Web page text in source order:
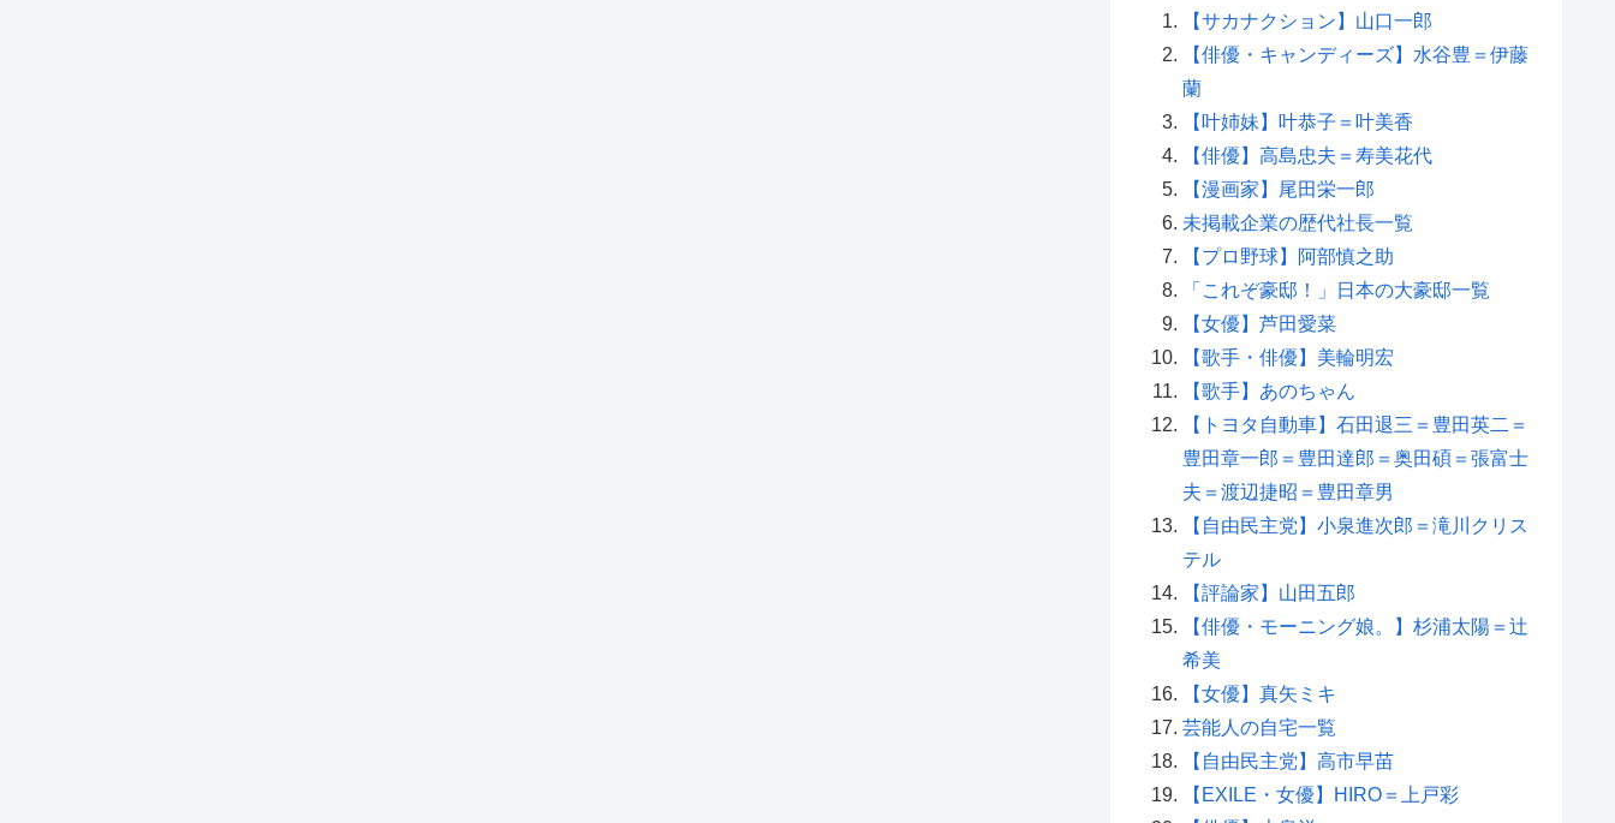
【サカナクション】山口一郎
【俳優・キャンディーズ】水谷豊＝伊藤
蘭
【叶姉妹】叶恭子＝叶美香
【俳優】高島忠夫＝寿美花代
【漫画家】尾田栄一郎
未掲載企業の歴代社長一覧
【プロ野球】阿部慎之助
「これぞ豪邸！」日本の大豪邸一覧
【女優】芦田愛菜
【歌手・俳優】美輪明宏
【歌手】あのちゃん
【トヨタ自動車】石田退三＝豊田英二＝
豊田章一郎＝豊田達郎＝奥田碩＝張富士
夫＝渡辺捷昭＝豊田章男
【自由民主党】小泉進次郎＝滝川クリス
テル
【評論家】山田五郎
【俳優・モーニング娘。】杉浦太陽＝辻
希美
【女優】真矢ミキ
芸能人の自宅一覧
【自由民主党】高市早苗
【EXILE・女優】HIRO＝上戸彩